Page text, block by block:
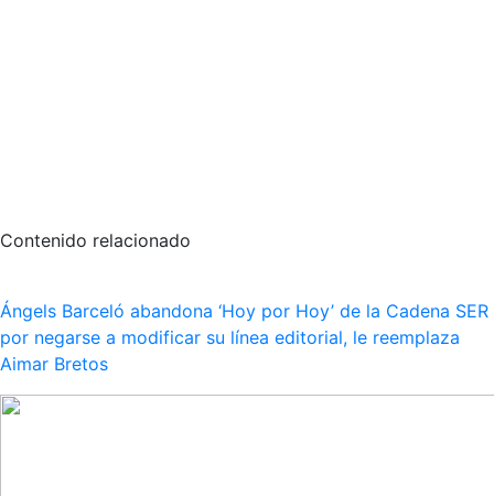
Contenido relacionado
Ángels Barceló abandona ‘Hoy por Hoy’ de la Cadena SER
por negarse a modificar su línea editorial, le reemplaza
Aimar Bretos